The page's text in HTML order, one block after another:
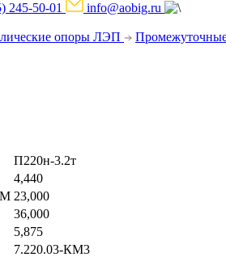
245-50-01 info@aobig.ru
опоры ЛЭП
П220н-3.2т
4,440
М 23,000
36,000
5,875
7.220.03-КМ3